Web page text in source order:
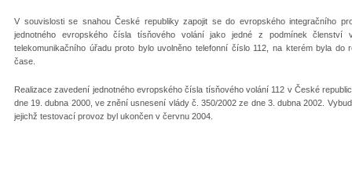
V souvislosti se snahou České republiky zapojit se do evropského integračního
jednotného evropského čísla tísňového volání jako jedné z podmínek členství
telekomunikačního úřadu proto bylo uvolněno telefonní číslo 112, na kterém byla
čase.
Realizace zavedení jednotného evropského čísla tísňového volání 112 v České
dne 19. dubna 2000, ve znění usnesení vlády č. 350/2002 ze dne 3. dubna 2002.
jejichž testovací provoz byl ukončen v červnu 2004.